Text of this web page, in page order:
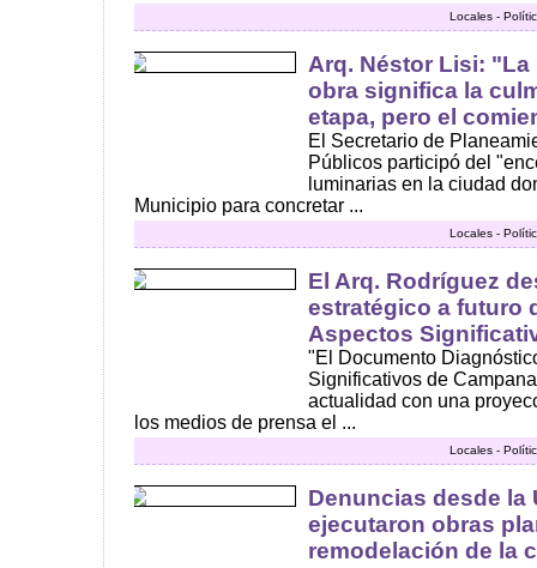
Locales -
Arq. Néstor Lisi:
obra significa la
etapa, pero el
El Secretario de
Públicos participó del
luminarias en la ciudad
Municipio para concretar ...
Locales -
El Arq. Rodríguez
estratégico a futuro
Aspectos
"El Documento
Significativos de
actualidad con una
los medios de prensa el ...
Locales -
Denuncias desde la
ejecutaron obras
remodelación de la